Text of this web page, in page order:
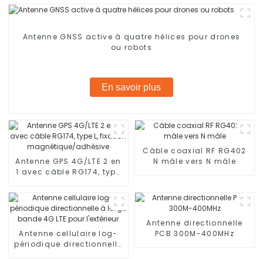
Antenne GNSS active à quatre hélices pour drones
ou robots
En savoir plus
Antenne GPS 4G/LTE 2 en
1 avec câble RG174, type
magnétique/adhésive
Câble coaxial RF RG402
N mâle vers N mâle
Antenne cellulaire log-
périodique directionnelle
Antenne directionnelle
PCB 300M-400MHz